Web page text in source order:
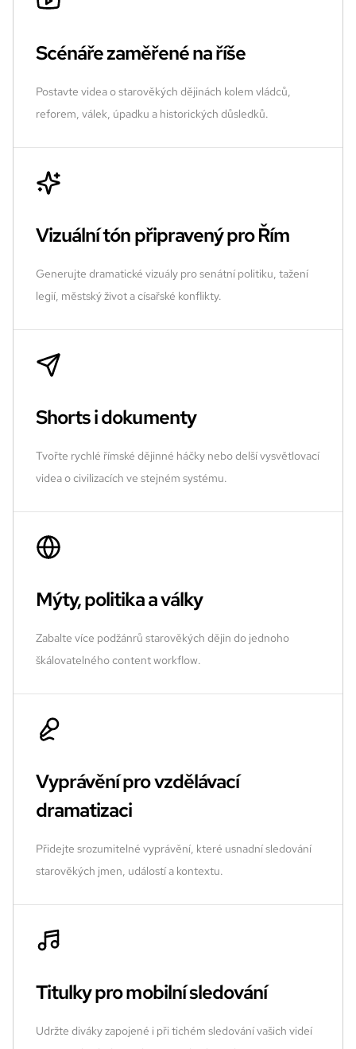
Scénáře zaměřené na říše
Postavte videa o starověkých dějinách kolem vládců,
reforem, válek, úpadku a historických důsledků.
Vizuální tón připravený pro Řím
Generujte dramatické vizuály pro senátní politiku, tažení
legií, městský život a císařské konflikty.
Shorts i dokumenty
Tvořte rychlé římské dějinné háčky nebo delší vysvětlovací
videa o civilizacích ve stejném systému.
Mýty, politika a války
Zabalte více podžánrů starověkých dějin do jednoho
škálovatelného content workflow.
Vyprávění pro vzdělávací
dramatizaci
Přidejte srozumitelné vyprávění, které usnadní sledování
starověkých jmen, událostí a kontextu.
Titulky pro mobilní sledování
Udržte diváky zapojené i při tichém sledování vašich videí